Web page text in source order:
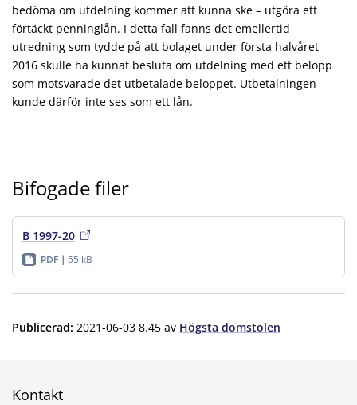
bedöma om utdelning kommer att kunna ske – utgöra ett
förtäckt penninglån. I detta fall fanns det emellertid
utredning som tydde på att bolaget under första halvåret
2016 skulle ha kunnat besluta om utdelning med ett belopp
som motsvarade det utbetalade beloppet. Utbetalningen
kunde därför inte ses som ett lån.
Bifogade filer
B 1997-20
PDF 55 kB
Publicerad: 2021-06-03 8.45 av Högsta domstolen
Kontakt